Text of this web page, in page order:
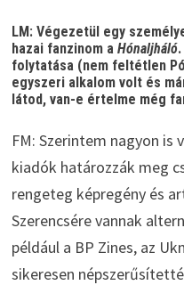
LM: Végezetül egy
hazai fanzinom a Hónaljháló.
folytatása (nem feltétlen
egyszeri alkalom volt és
látod, van-e értelme még
FM: Szerintem nagyon is
kiadók határozzák meg
rengeteg képregény és
Szerencsére vannak
például a BP Zines, az
sikeresen